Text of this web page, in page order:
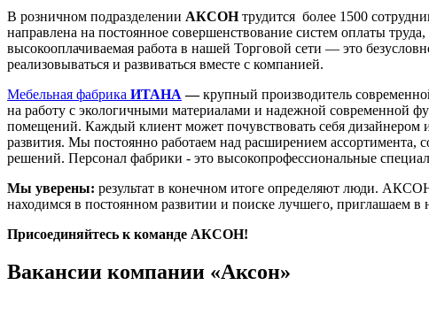
В розничном подразделении АКСОНтрудится более 1500
направлена на постоянное совершенствование систем оплаты
высокооплачиваемая работа в нашей Торговой сети — это
реализовываться и развиваться вместе с компанией.
Мебельная фабрика ИТАНА —крупный производитель
на работу с экологичными материалами и надежной современной
помещений. Каждый клиент может почувствовать себя дизайнером
развития. Мы постоянно работаем над расширением ассортимента,
решений. Персонал фабрики - это высокопрофессиональные
Мы уверены: результат в конечном итоге определяют люди.
находимся в постоянном развитии и поиске лучшего, приглашаем
Присоединяйтесь к команде АКСОН!
Вакансии компании «Аксон»